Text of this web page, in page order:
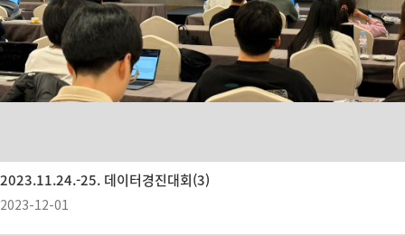
2023.11.24.-25. 데이터경진대회(3)
2023-12-01